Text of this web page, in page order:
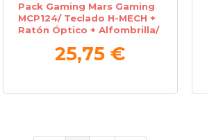
Pack Gaming Mars Gaming
MCP124/ Teclado H-MECH +
Ratón Óptico + Alfombrilla/
25,75 €